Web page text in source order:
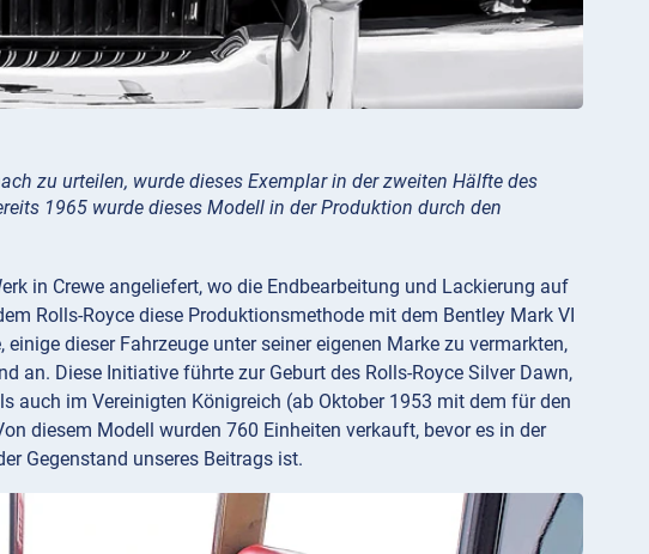
zu urteilen, wurde dieses Exemplar in der zweiten Hälfte des
1965 wurde dieses Modell in der Produktion durch den
in Crewe angeliefert, wo die Endbearbeitung und Lackierung auf
Rolls-Royce diese Produktionsmethode mit dem Bentley Mark VI
dieser Fahrzeuge unter seiner eigenen Marke zu vermarkten,
an. Diese Initiative führte zur Geburt des Rolls-Royce Silver Dawn,
auch im Vereinigten Königreich (ab Oktober 1953 mit dem für den
diesem Modell wurden 760 Einheiten verkauft, bevor es in der
Gegenstand unseres Beitrags ist.